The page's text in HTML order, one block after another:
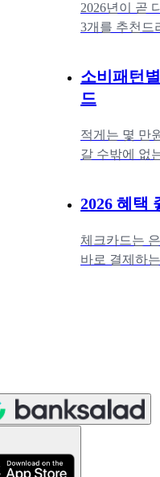
2026년이 곧
3개를 추천드
소비패턴
드
적게는 몇 만
갈 수밖에 없
2026 혜택
체크카드는
바로 결제하